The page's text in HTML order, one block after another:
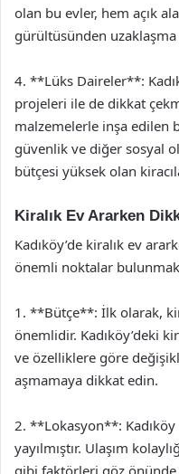
olan bu evler, hem açık
gürültüsünden uzaklaşma
4. **Lüks Daireler**:
projeleri ile de dikkat
malzemelerle inşa edilen
güvenlik ve diğer sosyal
bütçesi yüksek olan
Kiralık Ev Ararken
Kadıköy’de kiralık ev
önemli noktalar
1. **Bütçe**: İlk olarak,
önemlidir. Kadıköy’deki
ve özelliklere göre
aşmamaya dikkat edin.
2. **Lokasyon**:
yayılmıştır. Ulaşım
gibi faktörleri göz